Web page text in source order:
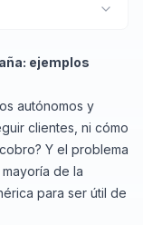
ejemplos
autónomos y
clientes, ni cómo
Y el problema
de la
para ser útil de